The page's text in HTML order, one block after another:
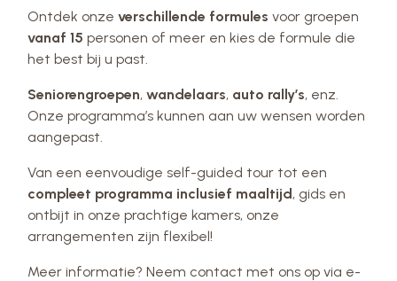
Ontdek onzeverschillende formules voor groepen
vanaf 15 personen of meer en kies de formule die
het best bij u past.
Seniorengroepen,wandelaars, auto rally’s, enz.
Onze programma’s kunnen aan uw wensen worden
aangepast.
Van een eenvoudige self-guided tour tot een
compleet programma inclusief maaltijd, gids en
ontbijt in onze prachtige kamers, onze
arrangementen zijn flexibel!
Meer informatie? Neem contact met ons op via e-